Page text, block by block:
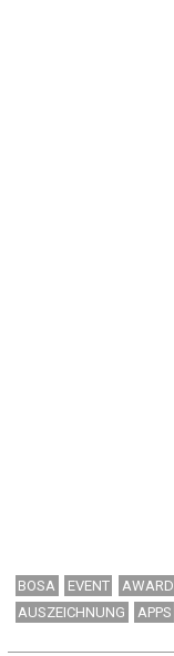
BOSA EVENT AWARD
AUSZEICHNUNG
APPS